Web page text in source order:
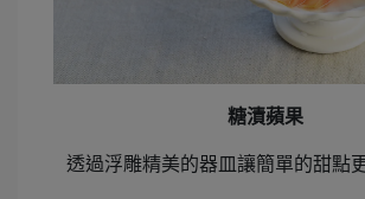
糖漬蘋果
透過浮雕精美的器皿讓簡單的甜點